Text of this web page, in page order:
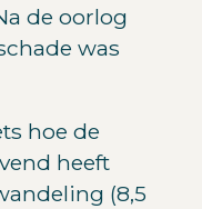
de oorlog
was
hoe de
heeft
(8,5